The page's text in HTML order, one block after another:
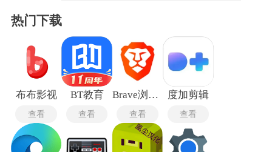
热门下载
布布影视
查看
BT教育
查看
Brave浏览器
查看
度加剪辑
查看